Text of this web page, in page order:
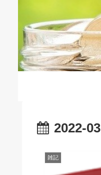
2022-03
雑記